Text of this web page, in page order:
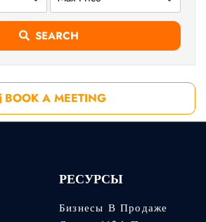
SEARCH
BOOK A MEETING
РЕСУРСЫ
Бизнесы В Продаже